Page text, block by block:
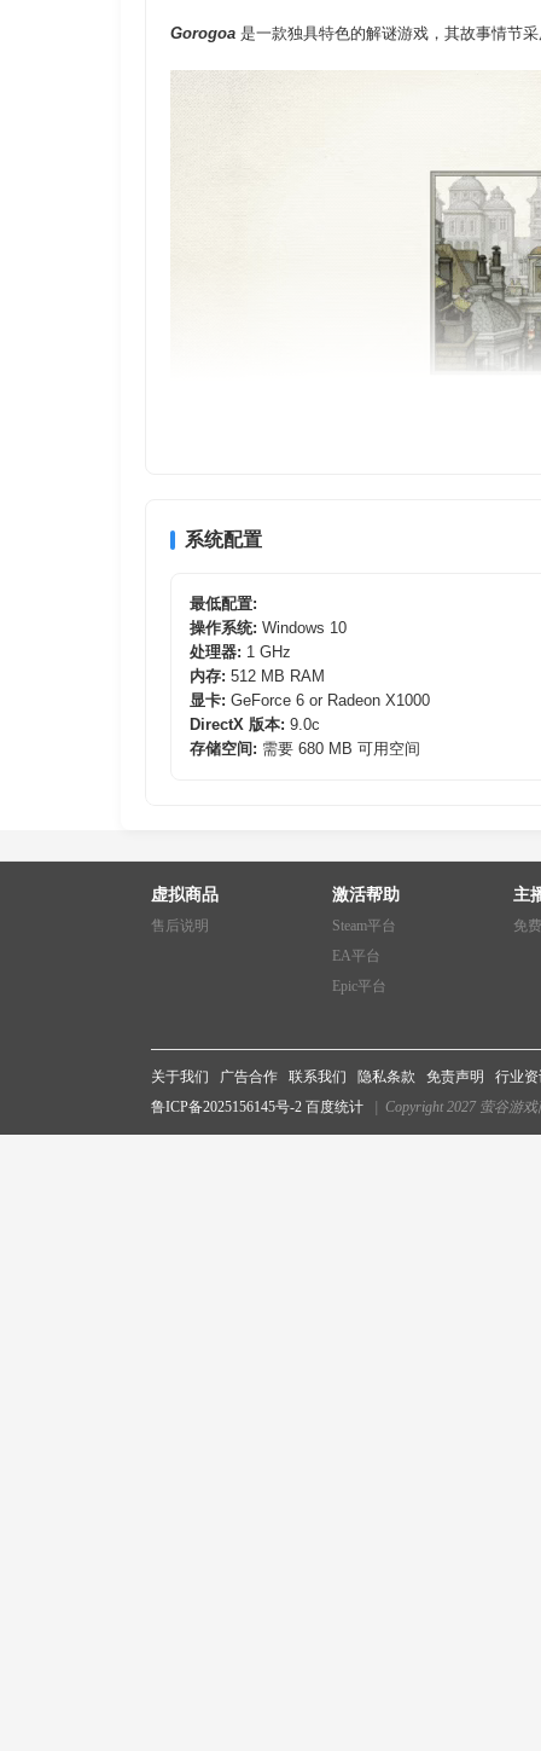
Gorogoa 是一款独具特色的解谜游戏，其故事情节
Gorogoa的情节设计均为原创，游戏中有多个细节丰
系统配置
最低配置:
操作系统: Windows 10
处理器: 1 GHz
内存: 512 MB RAM
显卡: GeForce 6 or Radeon X1000
DirectX 版本: 9.0c
存储空间: 需要 680 MB 可用空间
虚拟商品
售后说明
激活帮助
Steam平台
EA平台
Epic平台
主
免
关于我们 广告合作 联系我们 隐私条款 免责声明
行业
鲁ICP备2025156145号-2 百度统计 | Copyright 2027 萤谷游